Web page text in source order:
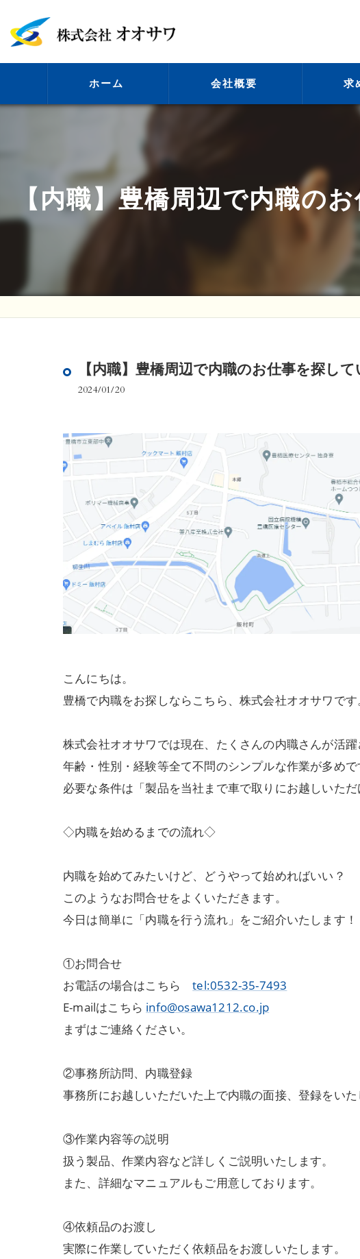
ホーム 会社概要
ビジョン
求
【内職】豊橋周辺で内職の
【内職】豊橋周辺で内職のお仕事を探し
2024/01/20
こんにちは。
豊橋で内職をお探しならこちら、株式会社オオサワです
株式会社オオサワでは現在、たくさんの内職さんが活躍
年齢・性別・経験等全て不問のシンプルな作業が多めで
必要な条件は「製品を当社まで車で取りにお越しいただ
◇内職を始めるまでの流れ◇
内職を始めてみたいけど、どうやって始めればいい？
このようなお問合せをよくいただきます。
今日は簡単に「内職を行う流れ」をご紹介いたします！
①お問合せ
お電話の場合はこちらtel:0532-35-7493
E-mailはこちら info@osawa1212.co.jp
まずはご連絡ください。
②事務所訪問、内職登録
事務所にお越しいただいた上で内職の面接、登録をいた
③作業内容等の説明
扱う製品、作業内容など詳しくご説明いたします。
また、詳細なマニュアルもご用意しております。
④依頼品のお渡し
実際に作業していただく依頼品をお渡しいたします。